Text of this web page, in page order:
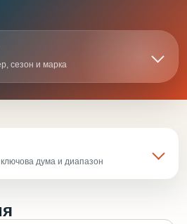
сезон и марка
дума и диапазон